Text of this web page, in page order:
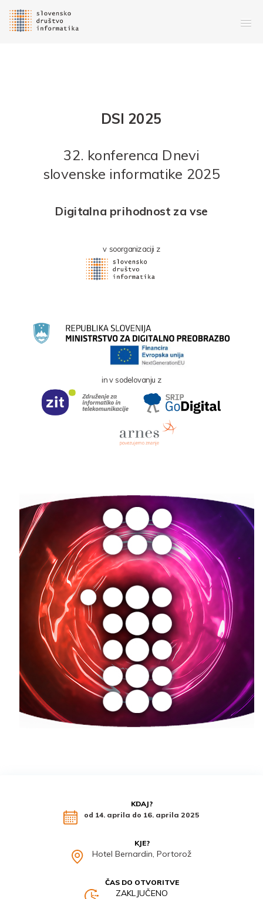
DSI 2025
32. konferenca Dnevi
slovenske informatike 2025
Digitalna prihodnost za vse
v soorganizaciji z
in v sodelovanju z
KDAJ?
od 14. aprila do 16. aprila 2025
KJE?
Hotel Bernardin, Portorož
ČAS DO OTVORITVE
ZAKLJUČENO